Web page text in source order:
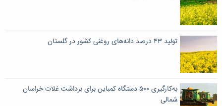
تولید ۴۳ درصد دانه‌های روغنی کشور در گلستان
به‌کارگیری ۵۰۰ دستگاه کمباین برای برداشت غلات خراسان
شمالی